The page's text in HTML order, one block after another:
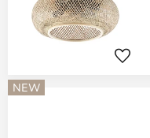
NEW